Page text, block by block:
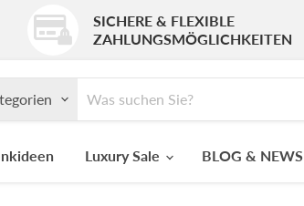
SICHERE & FLEXIBLE
ZAHLUNGSMÖGLICHKEITEN
Luxury Sale BLOG & NEWS